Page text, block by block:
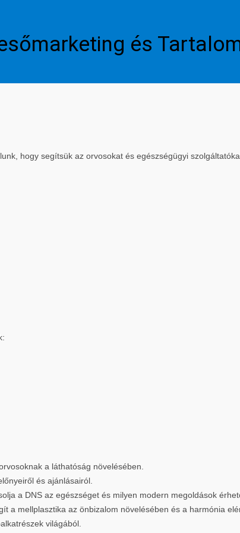
és
hogy segítsük az orvosokat és egészségügyi
a láthatóság növelésében.
és ajánlásairól.
a DNS az egészséget és milyen modern megoldások
a mellplasztika az önbizalom növelésében és a harmónia
világából.